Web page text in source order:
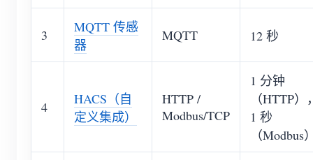
3
MQTT 传感
器
MQTT 12 秒
4
HACS（自
定义集成）
HTTP /
Modbus/TCP
1 分钟
（HTTP）
1 秒
（Modbus